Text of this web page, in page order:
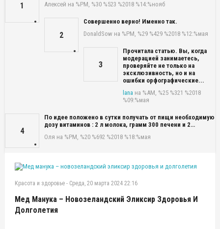
1
Алексей на %PM, %30 %523 %2018 %14:%нояб
2
Совершенно верно! Именно так.
DonaldSow на %PM, %29 %429 %2018 %12:%мая
3
Прочитала статью. Вы, когда
модерацией занимаетесь,
проверяйте не только на
эксклюзивность, но и на
ошибки орфографические...
lana на %AM, %25 %321 %2018
%09:%мая
4
По идее положено в сутки получать от пищи необходимую
дозу витаминов : 2 л молока, грамм 300 печени и 2…
Оля на %PM, %20 %692 %2018 %18:%мая
Красота и здоровье - Среда, 20 марта 2024 22:16
Мед Манука – Новозеландский Эликсир Здоровья И
Долголетия